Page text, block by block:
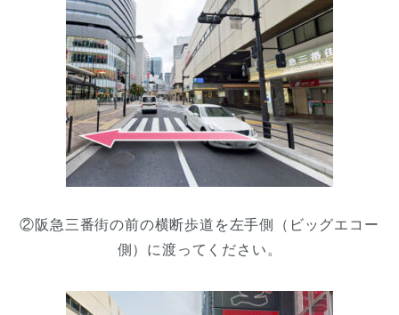
②阪急三番街の前の横断歩道を左手側（ビッグエコー
側）に渡ってください。